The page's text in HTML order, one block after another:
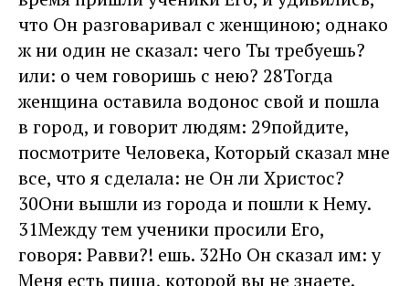
что Он разговаривал с женщиною; однако
ж ни один не сказал: чего Ты требуешь?
или: о чем говоришь с нею? 28Тогда
женщина оставила водонос свой и пошла
в город, и говорит людям: 29пойдите,
посмотрите Человека, Который сказал мне
все, что я сделала: не Он ли Христос?
30Они вышли из города и пошли к Нему.
31Между тем ученики просили Его,
говоря: Равви?! ешь. 32Но Он сказал им: у
Меня есть пища, которой вы не знаете.